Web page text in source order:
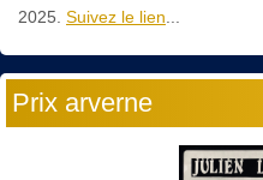
2025. Suivez le lien...
Prix arverne